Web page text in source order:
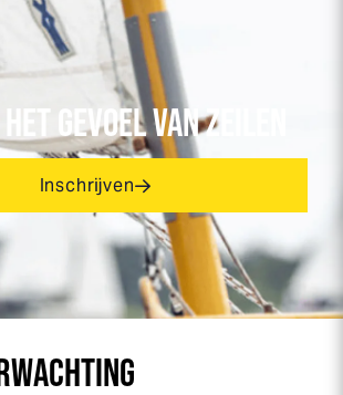
GEVOEL VAN ZEILEN
Inschrijven